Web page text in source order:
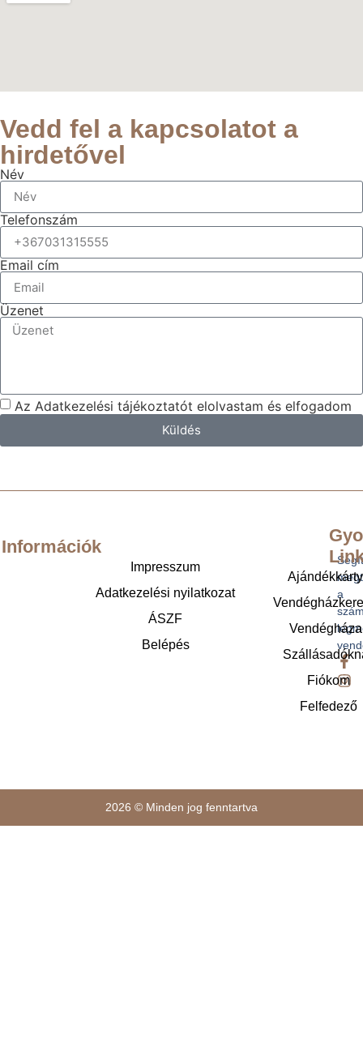
Vedd fel a kapcsolatot a
hirdetővel
Név
Telefonszám
Email cím
Üzenet
Az Adatkezelési tájékoztatót elolvastam és elfogadom
Küldés
a
Fiókom
Felfedező
Információk
Impresszum
Adatkezelési nyilatkozat
ÁSZF
Belépés
2026 © Minden jog fenntartva